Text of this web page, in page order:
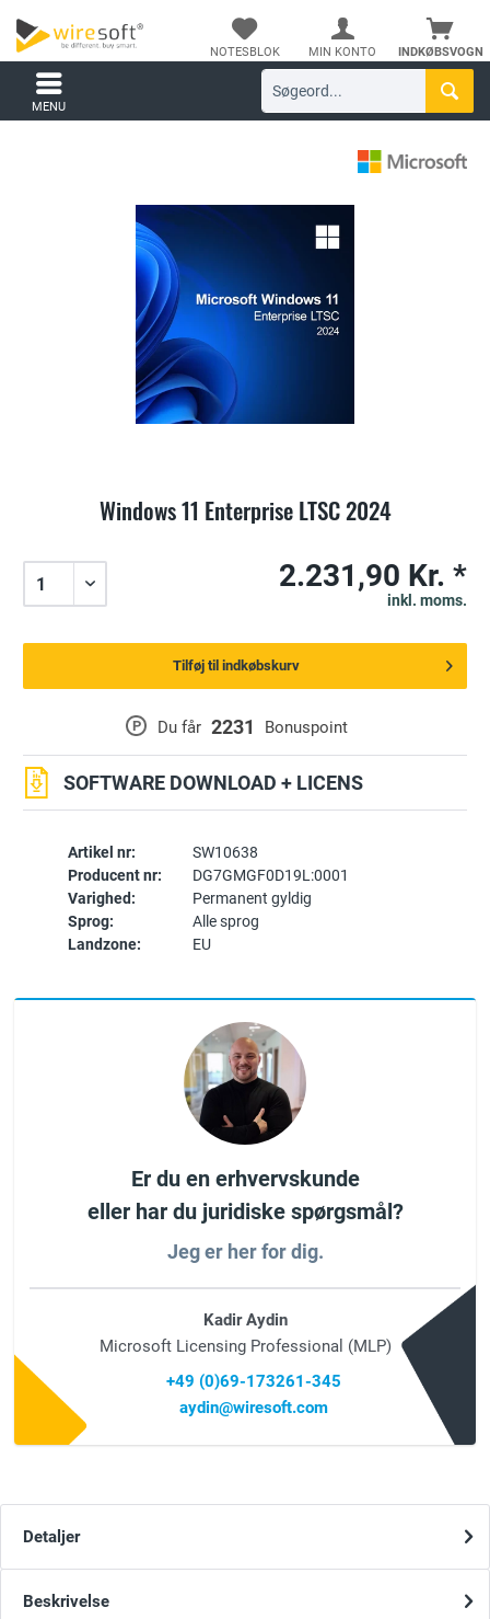
INDKØBSVOGN
NOTESBLOK MIN KONTO
MENU
Windows 11 Enterprise LTSC 2024
Artikel nr:
SW10638
Producent nr:
DG7GMGF0D19L:0001
Varighed:
Permanent gyldig
Sprog:
Alle sprog
Landzone:
EU
P Du får 2231 Bonuspoint
SOFTWARE DOWNLOAD + LICENS
2.231,90 Kr. *
inkl. moms.
Tilføj til indkøbskurv
Er du en erhvervskunde
eller har du juridiske spørgsmål?
Jeg er her for dig.
Kadir Aydin
Microsoft Licensing Professional (MLP)
+49 (0)69-173261-345
aydin@wiresoft.com
Detaljer
Beskrivelse